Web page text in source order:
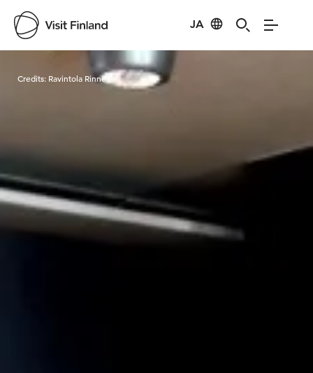
JA
Visit Finland
Credits: Ravintola Rinne